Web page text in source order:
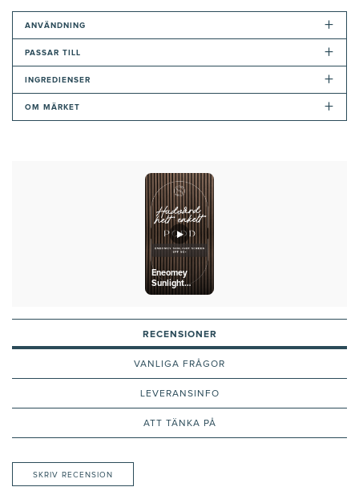
ANVÄNDNING +
PASSAR TILL +
INGREDIENSER +
OM MÄRKET +
Eneomey
Sunlight
Screen
RECENSIONER
VANLIGA FRÅGOR
LEVERANSINFO
ATT TÄNKA PÅ
SKRIV RECENSION